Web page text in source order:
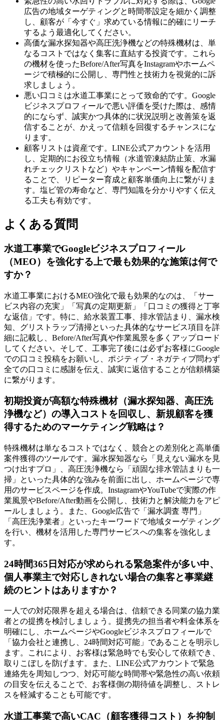
広告の地域ターゲティングと時間帯設定を細かく調整
し、顧客が「今すぐ」求めている情報に的確にリーチ
するよう最適化してください。
高価な漏水探知器や高圧洗浄機などの特殊機材は、単
なるコストではなく集客に直結する投資です。これら
の機材を使ったBefore/After写真をInstagramやホームペ
ージで積極的に公開し、専門性と技術力を視覚的に訴
求しましょう。
悪い口コミは水道工事業にとって致命的です。Google
ビジネスプロフィールで悪い評価を受けた際は、感情
的にならず、誠実かつ具体的に状況説明と改善策を返
信することが、かえって信頼を回復するチャンスにな
ります。
顧客リストは資産です。LINE公式アカウントを活用
し、定期的にお役立ち情報（水道管凍結防止策、水漏
れチェックリストなど）やキャンペーン情報を配信す
ることで、リピーター育成と顧客単価向上に繋がりま
す。塩ビ管の寿命など、専門知識を分かりやすく伝え
る工夫も有効です。
よくある質問
水道工事業でGoogleビジネスプロフィール
（MEO）を強化する上で最も効果的な施策は何で
すか？
水道工事業におけるMEO強化で最も効果的なのは、「サー
ビス内容の充実」「写真の定期更新」「口コミの獲得と丁寧
な返信」です。特に、給水装置工事、排水管詰まり、漏水検
知、グリストラップ清掃といった具体的なサービス項目を詳
細に記載し、Before/After写真や作業風景を多くアップロード
してください。そして、工事完了後には必ずお客様にGoogle
での口コミ投稿をお願いし、ポジティブ・ネガティブ問わず
全ての口コミに感謝を伝え、誠実に返信することが信頼構築
に繋がります。
初期投資が高額な特殊機材（漏水探知器、高圧洗
浄機など）の導入コストを回収し、新規顧客を獲
得するためのマーケティング戦略は？
特殊機材は単なるコストではなく、競合との差別化と高単価
案件獲得のツールです。漏水探知器なら「見えない漏水を見
つけ出すプロ」、高圧洗浄機なら「頑固な排水管詰まりも一
掃」といった具体的な強みを前面に出し、ホームページで専
用のサービスページを作成。InstagramやYouTubeで実際の作
業風景やBefore/After動画を公開し、技術力と解決能力をアピ
ールしましょう。また、Google広告で「漏水調査 専門」
「高圧洗浄業者」といったキーワードで地域ターゲティング
を行い、機材を活用した専門サービスへの集客を強化しま
す。
24時間365日対応が求められる緊急案件が多い中、
個人事業主で対応しきれない場合の集客と事業継
続のヒントはありますか？
一人での対応限界を超える場合は、信頼できる同業の協力業
者との提携を検討しましょう。提携先の担当者や料金体系を
明確にし、ホームページやGoogleビジネスプロフィールで
「協力会社と連携し、24時間対応可能」であることを明示し
ます。これにより、お客様は緊急時でも安心して依頼でき、
取りこぼしを防げます。また、LINE公式アカウントで緊急
連絡先を周知しつつ、対応可能な時間帯や緊急性の高い依頼
の目安を伝えることで、お客様側の期待値を調整し、ストレ
スを軽減することも可能です。
水道工事業で高いCAC（顧客獲得コスト）を抑制